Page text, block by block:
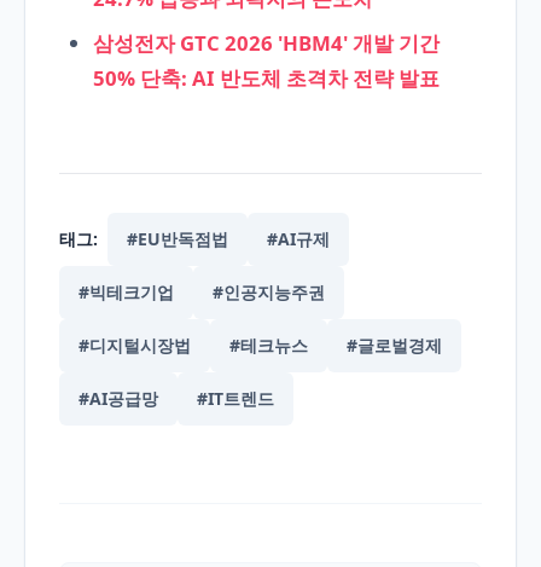
삼성전자 GTC 2026 'HBM4' 개발 기간
50% 단축: AI 반도체 초격차 전략 발표
태그: #EU반독점법 #AI규제
#빅테크기업 #인공지능주권
#디지털시장법 #테크뉴스 #글로벌경제
#AI공급망 #IT트렌드